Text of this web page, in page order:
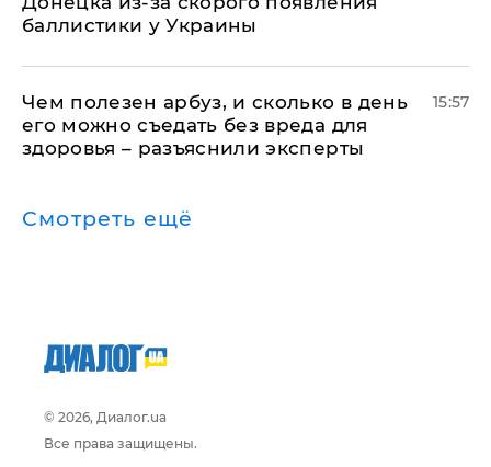
баллистики у Украины
Чем полезен арбуз, и сколько в день
его можно съедать без вреда для
здоровья – разъяснили эксперты
15:57
Смотреть ещё
© 2026, Диалог.ua
Все права защищены.